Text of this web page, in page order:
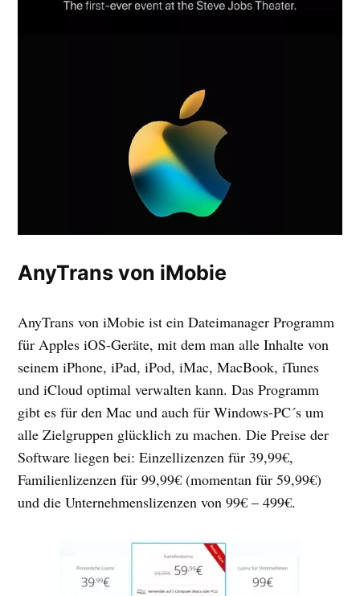
AnyTrans von iMobie
AnyTrans von iMobie ist ein Dateimanager Programm
für Apples iOS-Geräte, mit dem man alle Inhalte von
seinem iPhone, iPad, iPod, iMac, MacBook, iTunes
und iCloud optimal verwalten kann. Das Programm
gibt es für den Mac und auch für Windows-PC´s um
alle Zielgruppen glücklich zu machen. Die Preise der
Software liegen bei: Einzellizenzen für 39,99€,
Familienlizenzen für 99,99€ (momentan für 59,99€)
und die Unternehmenslizenzen von 99€ – 499€.